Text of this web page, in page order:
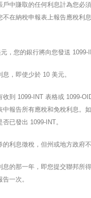
戶中賺取的任何利息計為您必
不在納稅申報表上報告應稅利
，您的銀行將向您發送 1099-
，即使少於 10 美元。
收到 1099-INT 表格或 1099-
報告所有應稅和免稅利息。
已發出 1099-INT。
利息徵稅，但州或地方政府不
息的那一年，即您提交聯邦所
一次。